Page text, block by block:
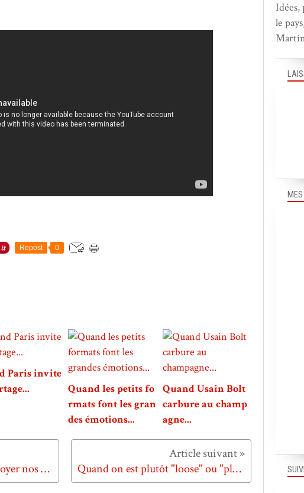
Repost 0
Paris invite
Quand les petits fo
rmats font les gran
des émotions...
Quand Usain Bolt
carbure au champ
agne...
Quand le thé permet de noyer nos peurs... Quand on est plutôt "loose" ou "play"...
le